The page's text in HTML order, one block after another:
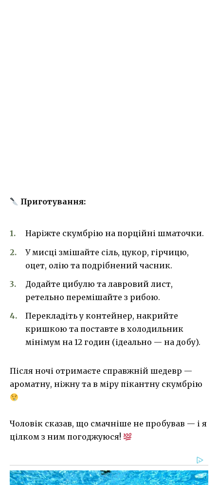
Приготування:
Наріжте скумбрію на порційні шматочки.
У мисці змішайте сіль, цукор, гірчицю,
оцет, олію та подрібнений часник.
Додайте цибулю та лавровий лист,
ретельно перемішайте з рибою.
Перекладіть у контейнер, накрийте
кришкою та поставте в холодильник
мінімум на 12 годин (ідеально — на добу).
Після ночі отримаєте справжній шедевр —
ароматну, ніжну та в міру пікантну скумбрію
Чоловік сказав, що смачніше не пробував — і я
цілком з ним погоджуюся!